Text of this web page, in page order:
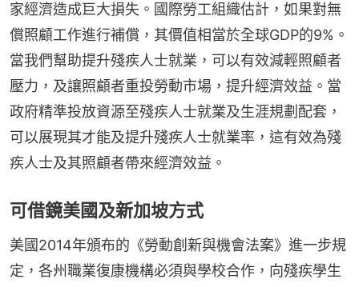
家經濟造成巨大損失。國際勞工組織估計，如果對無
償照顧工作進行補償，其價值相當於全球GDP的9%。
當我們幫助提升殘疾人士就業，可以有效減輕照顧者
壓力，及讓照顧者重投勞動市場，提升經濟效益。當
政府精準投放資源至殘疾人士就業及生涯規劃配套，
可以展現其才能及提升殘疾人士就業率，這有效為殘
疾人士及其照顧者帶來經濟效益。
可借鏡美國及新加坡方式
美國2014年頒布的《勞動創新與機會法案》進一步規
定，各州職業復康機構必須與學校合作，向殘疾學生